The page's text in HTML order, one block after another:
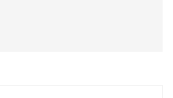
ဖို့အတွက် လိုအပ်တဲ့အာဟာရဓာတ်
ဝင်ပေါင်းစပ်ထားတဲ့အတွက်